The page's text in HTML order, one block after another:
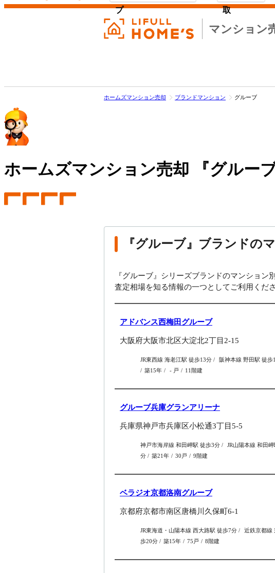
マンション
プ 取
ホームズマンション売却 ブランドマンション グルーブ
ホームズマンション売却 『グルー
『グルーブ』ブランドの
『グルーブ』シリーズブランドのマンショ
査定相場を知る情報の一つとしてご利用くださ
アドバンス西梅田グルーブ
大阪府大阪市北区大淀北2丁目2-15
JR東西線 海老江駅 徒歩13分
阪神本線 野田駅 徒歩
築15年
- 戸 11階建
グルーブ兵庫グランアリーナ
兵庫県神戸市兵庫区小松通3丁目5-5
神戸市海岸線 和田岬駅 徒歩3分
JR山陽本線 和田
分
築21年 30戸 9階建
ベラジオ京都洛南グルーブ
京都府京都市南区唐橋川久保町6-1
JR東海道・山陽本線 西大路駅 徒歩7分
近鉄京都線
歩20分
築15年 75戸 8階建